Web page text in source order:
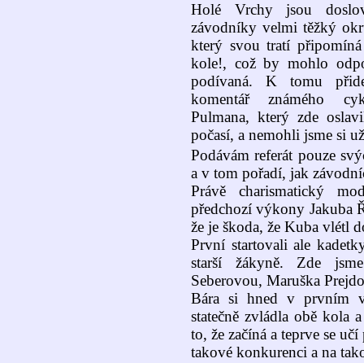
Holé Vrchy jsou
závodníky velmi těžký
který svou tratí
kole!, což by mohlo
podívaná. K tomu
komentář známého
Pulmana, který zde
počasí, a nemohli jsme si
Podávám referát pouze
a v tom pořadí, jak
Právě charismatický
předchozí výkony Jakuba
že je škoda, že Kuba vlétl
První startovali ale
starší žákyně. Zde
Seberovou, Maruška
Bára si hned v prvním
statečně zvládla obě kola
to, že začíná a teprve se
takové konkurenci a na